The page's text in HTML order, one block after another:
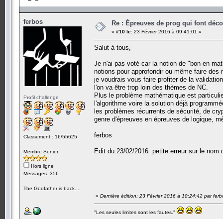
ferbos
Profil challenge
Classement : 16/55625
Membre Senior
Hors ligne
Messages: 356
The Godfather is back....
Re : Épreuves de prog qui font
« #10 le: 23 Février 2016 à 09:41:01 »
Salut à tous,
Je n'ai pas voté car la notion de "bon en
notions pour approfondir ou même faire
je voudrais vous faire profiter de la
l'on va être trop loin des thèmes de NC.
Plus le problème mathématique est
l'algorithme voire la solution déjà
les problèmes récurrents de sécurité, de
genre d'épreuves en épreuves de logique,
ferbos
Edit du 23/02/2016: petite erreur sur le
« Dernière édition: 23 Février 2016 à 10:24:42 par
"Les seules limites sont les fautes."